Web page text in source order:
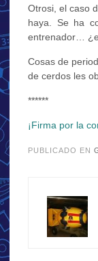
Otrosi, el caso
haya. Se ha
entrenador…
Cosas de
de cerdos les
******
¡Firma por la
PUBLICADO EN